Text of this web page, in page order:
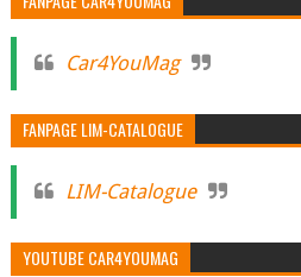
Car4YouMag
FANPAGE LIM-CATALOGUE
LIM-Catalogue
YOUTUBE CAR4YOUMAG